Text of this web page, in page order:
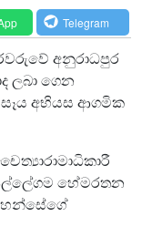
Telegram
අනුරාධපුර
ලබා ගෙන
සෑය අභියස ආගමික
හේමරතන